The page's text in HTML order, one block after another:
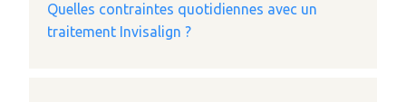
Quelles contraintes quotidiennes avec un
traitement Invisalign ?